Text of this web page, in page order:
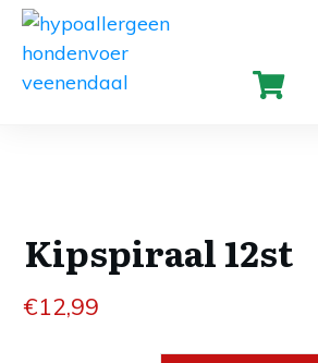
Kipspiraal 12st
€12,99